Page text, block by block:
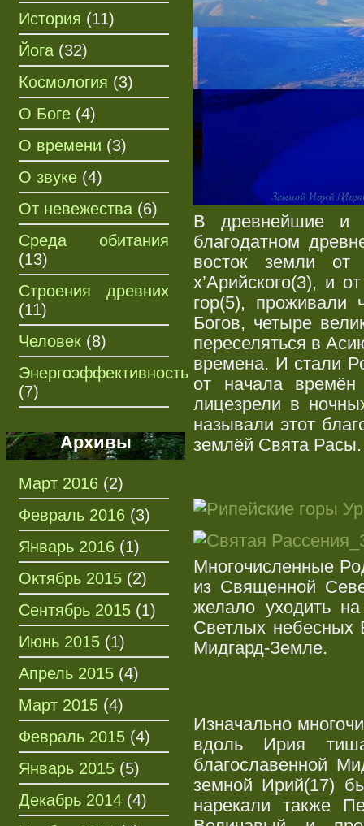
История (11)
Йога (32)
Космология (3)
О Боге (4)
О времени (3)
О звуке (4)
От невежества (6)
Среда обитания
(13)
Строения древних
(11)
Человек (8)
Энергоэффективность
(7)
Архивы
Март 2016 (2)
Февраль 2016 (3)
Январь 2016 (1)
Октябрь 2015 (2)
Сентябрь 2015 (1)
Июнь 2015 (1)
Апрель 2015 (4)
Март 2015 (4)
Февраль 2015 (4)
Январь 2015 (5)
Декабрь 2014 (4)
В древнейшие и
благодатном
восток земли от
х’Арийского(3), и
гор(5), проживали
Богов, четыре
переселяться в
времена. И стали
от начала времён
лицезрели в
называли этот
землёй Свята Расы.
Многочисленные
из Священной
желало уходить
Светлых небесных
Мидгард-Земле.
Изначально
вдоль Ирия
благославенной
земной Ирий(17)
нарекали также